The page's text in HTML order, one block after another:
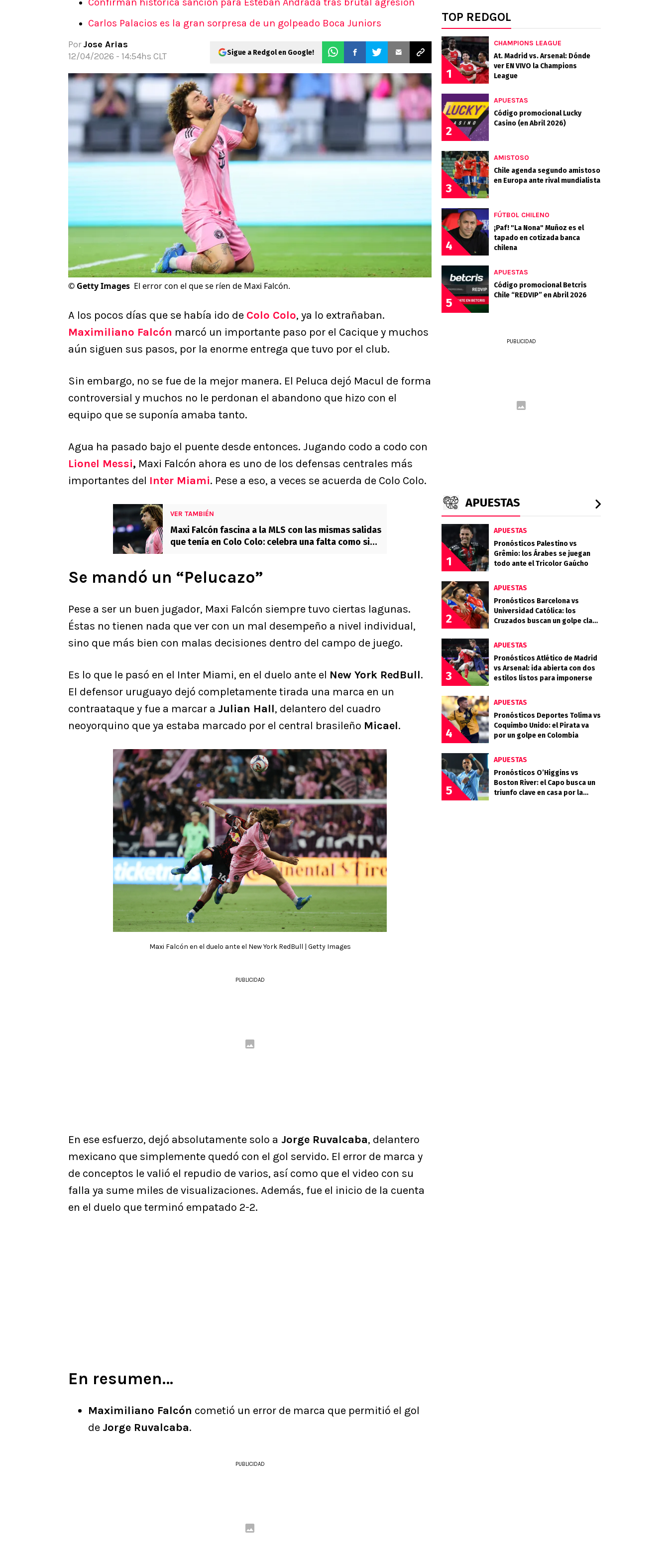
Apuesta del día
Apuestas Mundial 2026
Carlos Palacios es la gran sorpresa de un golpeado Boca Juniors
Por Jose Arias
12/04/2026 - 14:54hs CLT
Sigue a Redgol en Google!
© Getty Images El error con el que se ríen de Maxi Falcón.
A los pocos días que se había ido de Colo Colo, ya lo extrañaban.
Maximiliano Falcón marcó un importante paso por el Cacique y muchos
aún siguen sus pasos, por la enorme entrega que tuvo por el club.
Sin embargo, no se fue de la mejor manera. El Peluca dejó Macul de forma
controversial y muchos no le perdonan el abandono que hizo con el
equipo que se suponía amaba tanto.
Agua ha pasado bajo el puente desde entonces. Jugando codo a codo con
Lionel Messi, Maxi Falcón ahora es uno de los defensas centrales más
importantes del Inter Miami. Pese a eso, a veces se acuerda de Colo Colo.
VER TAMBIÉN
Maxi Falcón fascina a la MLS con las mismas salidas
que tenía en Colo Colo: celebra una falta como si
Se mandó un “Pelucazo”
Pese a ser un buen jugador, Maxi Falcón siempre tuvo ciertas lagunas.
Éstas no tienen nada que ver con un mal desempeño a nivel individual,
sino que más bien con malas decisiones dentro del campo de juego.
Es lo que le pasó en el Inter Miami, en el duelo ante el New York RedBull.
El defensor uruguayo dejó completamente tirada una marca en un
contraataque y fue a marcar a Julian Hall, delantero del cuadro
neoyorquino que ya estaba marcado por el central brasileño Micael.
Maxi Falcón en el duelo ante el New York RedBull | Getty Images
PUBLICIDAD
En ese esfuerzo, dejó absolutamente solo a Jorge Ruvalcaba, delantero
mexicano que simplemente quedó con el gol servido. El error de marca y
de conceptos le valió el repudio de varios, así como que el video con su
falla ya sume miles de visualizaciones. Además, fue el inicio de la cuenta
en el duelo que terminó empatado 2-2.
En resumen…
Maximiliano Falcón cometió un error de marca que permitió el gol
de Jorge Ruvalcaba.
PUBLICIDAD
TOP REDGOL
1
CHAMPIONS LEAGUE
At. Madrid vs. Arsenal: Dónde
ver EN VIVO la Champions
League
2
APUESTAS
Código promocional Lucky
Casino (en Abril 2026)
3
AMISTOSO
Chile agenda segundo amistoso
en Europa ante rival mundialista
4
FÚTBOL CHILENO
¡Paf! "La Nona" Muñoz es el
tapado en cotizada banca
chilena
5
APUESTAS
Código promocional Betcris
Chile “REDVIP” en Abril 2026
PUBLICIDAD
APUESTAS
1
APUESTAS
Pronósticos Palestino vs
Grêmio: los Árabes se juegan
todo ante el Tricolor Gaúcho
2
APUESTAS
Pronósticos Barcelona vs
Universidad Católica: los
Cruzados buscan un golpe clave
3
APUESTAS
Pronósticos Atlético de Madrid
vs Arsenal: ida abierta con dos
estilos listos para imponerse
4
APUESTAS
Pronósticos Deportes Tolima vs
Coquimbo Unido: el Pirata va
por un golpe en Colombia
5
APUESTAS
Pronósticos O’Higgins vs
Boston River: el Capo busca un
triunfo clave en casa por la